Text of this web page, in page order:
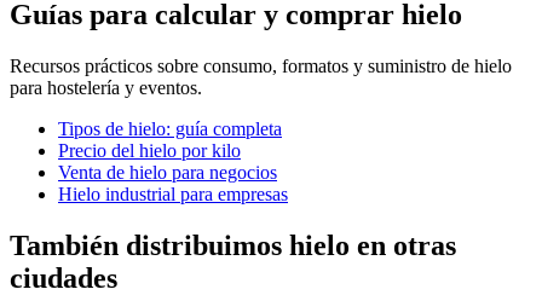
Guías para calcular y comprar hielo
Recursos prácticos sobre consumo, formatos y suministro de hielo
para hostelería y eventos.
Tipos de hielo: guía completa
Precio del hielo por kilo
Venta de hielo para negocios
Hielo industrial para empresas
También distribuimos hielo en otras
ciudades